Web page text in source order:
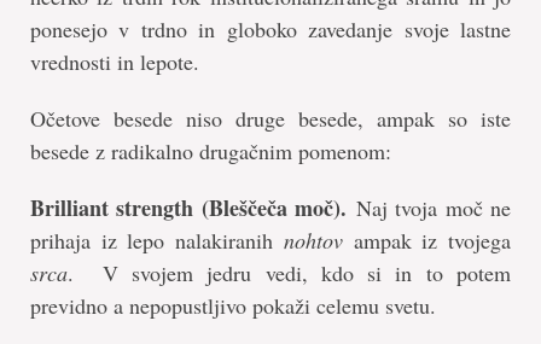
ponesejo v trdno in globoko zavedanje svoje lastne
vrednosti in lepote.
Očetove besede niso druge besede, ampak so iste
besede z radikalno drugačnim pomenom:
Brilliant strength (Bleščeča moč). Naj tvoja moč ne
prihaja iz lepo nalakiranih nohtovampak iz tvojega
srca. V svojem jedru vedi, kdo si in to potem
previdno a nepopustljivo pokaži celemu svetu.